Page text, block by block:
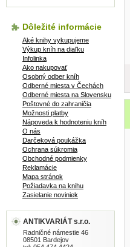
Dôležité informácie
Aké knihy vykupujeme
Výkup kníh na diaľku
Infolinka
Ako nakupovať
Osobný odber kníh
Odberné miesta v Čechách
Odberné miesta na Slovensku
Poštovné do zahraničia
Možnosti platby
Nápoveda k hodnoteniu kníh
O nás
Darčeková poukážka
Ochrana súkromia
Obchodné podmienky
Reklamácie
Mapa stránok
Požiadavka na knihu
Zasielanie noviniek
ANTIKVARIÁT s.r.o.
Radničné námestie 46
08501 Bardejov